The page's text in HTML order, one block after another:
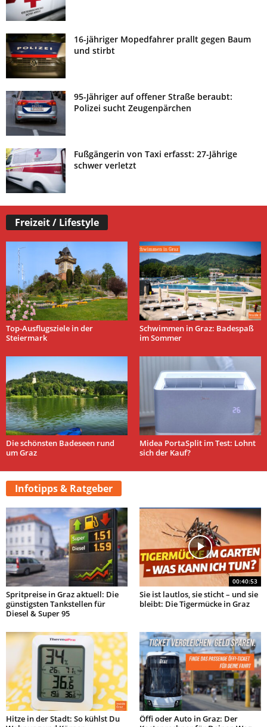
16-jähriger Mopedfahrer prallt gegen Baum
und stirbt
95-Jähriger auf offener Straße beraubt:
Polizei sucht Zeugenpärchen
Fußgängerin von Taxi erfasst: 27-Jährige
schwer verletzt
Freizeit / Lifestyle
Top-Ausflugsziele in der
Steiermark
Schwimmen in Graz: Badespaß
im Sommer
Die schönsten Badeseen rund
um Graz
Midea PortaSplit im Test: Lohnt
sich der Kauf?
Infotipps & Ratgeber
Spritpreise in Graz aktuell: Die
günstigsten Tankstellen für
Diesel & Super 95
00:40:53
Sie ist lautlos, sie sticht – und sie
bleibt: Die Tigermücke in Graz
Hitze in der Stadt: So kühlst Du
Öffi oder Auto in Graz: Der